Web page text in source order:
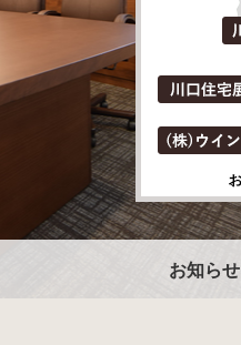
お知らせ